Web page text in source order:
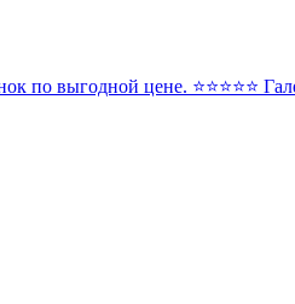
по выгодной цене. ⭐️⭐️⭐️⭐️⭐️